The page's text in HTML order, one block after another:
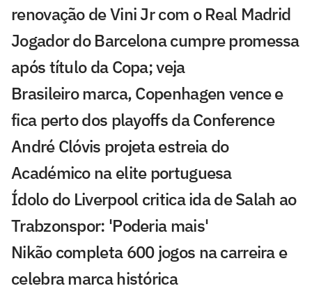
renovação de Vini Jr com o Real Madrid
Jogador do Barcelona cumpre promessa
após título da Copa; veja
Brasileiro marca, Copenhagen vence e
fica perto dos playoffs da Conference
André Clóvis projeta estreia do
Académico na elite portuguesa
Ídolo do Liverpool critica ida de Salah ao
Trabzonspor: 'Poderia mais'
Nikão completa 600 jogos na carreira e
celebra marca histórica